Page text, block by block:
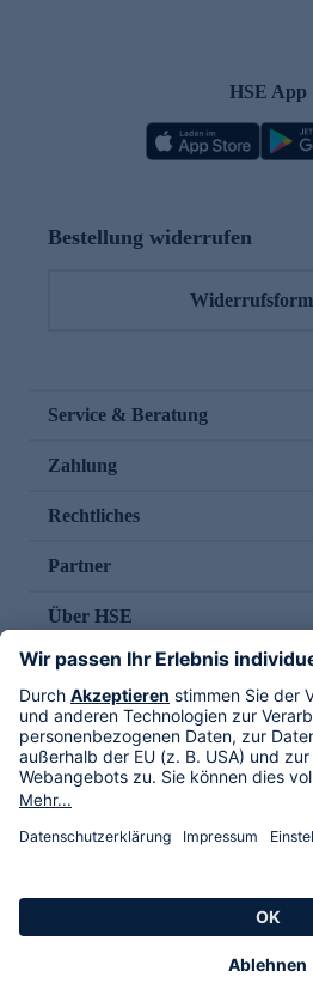
HSE App
Bestellung widerrufen
Service & Beratung
Zahlung
Rechtliches
Partner
Über HSE
Im TV
HSE International